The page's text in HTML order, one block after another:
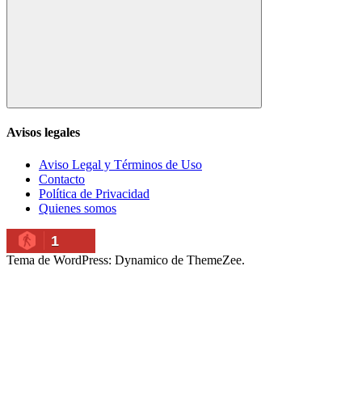
Buscar
Avisos legales
Aviso Legal y Términos de Uso
Contacto
Política de Privacidad
Quienes somos
1
Tema de WordPress: Dynamico de ThemeZee.